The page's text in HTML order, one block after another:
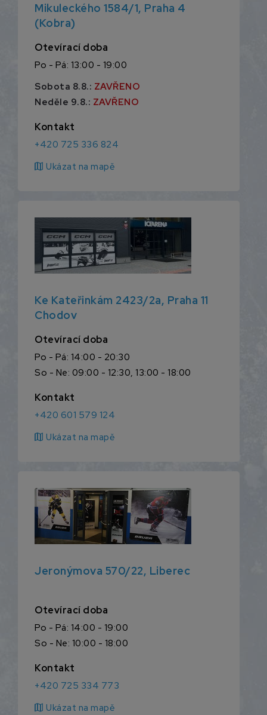
Mikuleckého 1584/1, Praha 4
(Kobra)
Otevírací doba
Po - Pá: 13:00 - 19:00
Sobota 8.8.: ZAVŘENO
Neděle 9.8.: ZAVŘENO
Kontakt
+420 725 336 824
map Ukázat na mapě
Ke Kateřinkám 2423/2a, Praha 11
Chodov
Otevírací doba
Po - Pá: 14:00 - 20:30
So - Ne: 09:00 - 12:30, 13:00 - 18:00
Kontakt
+420 601 579 124
map Ukázat na mapě
Jeronýmova 570/22, Liberec
Otevírací doba
Po - Pá: 14:00 - 19:00
So - Ne: 10:00 - 18:00
Kontakt
+420 725 334 773
map Ukázat na mapě